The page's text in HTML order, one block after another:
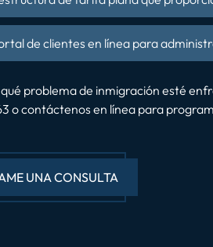
de clientes en línea para
problema de inmigración esté
o contáctenos en línea para
UNA CONSULTA